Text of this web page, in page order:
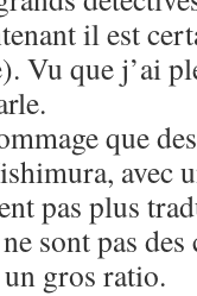
il est
Vu que j’ai
que
avec
pas plus
sont pas
gros ratio.